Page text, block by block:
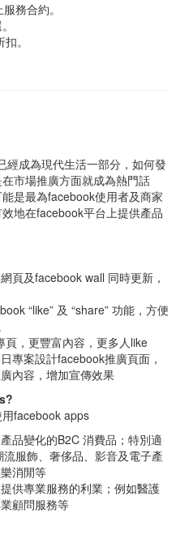
務合約。
。
經成為現代生活一部分，如何發
市場推廣方面就成為熱門話
是最為facebook使用者及商家
地在facebook平台上提供產品
頁及facebook wall 同時更新，
“like” 及 “share” 功能，方便
，更豐富內容，更多人like
專案設計facebook推廣頁面，
內容，增加宣傳效果
facebook apps
品變化的B2C 消費品；特別適
服飾、奢侈品、影音及電子產
消閒等
供專業服務的利業；例如醫護
顧問服務等